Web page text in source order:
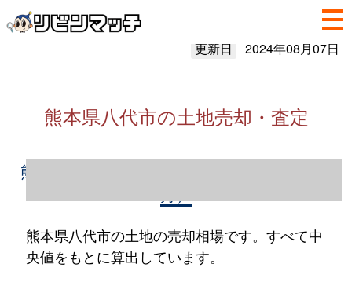
更新日 2024年08月07日
熊本県八代市の土地売却・査定
熊本県八代市の土地売却情報（2023年1～12
熊本県八代市の土地の売却相場です。すべて中
央値をもとに算出しています。